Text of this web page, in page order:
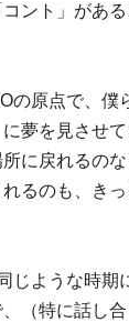
ント」があ
の原点で、僕
夢を見させて
に戻れるの
るのも、き
じような時期
（特に話し